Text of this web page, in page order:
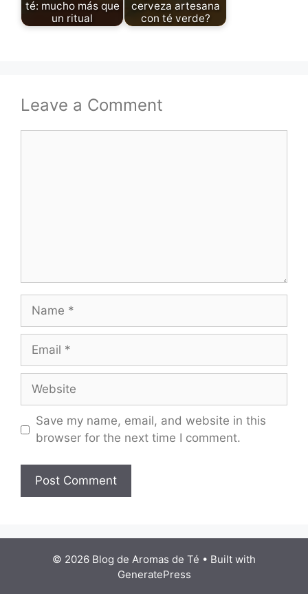
té: mucho más que
un ritual
cerveza artesana
con té verde?
Leave a Comment
Name
Email
Website
Save my name, email, and website in this
browser for the next time I comment.
© 2026 Blog de Aromas de Té • Built with
GeneratePress